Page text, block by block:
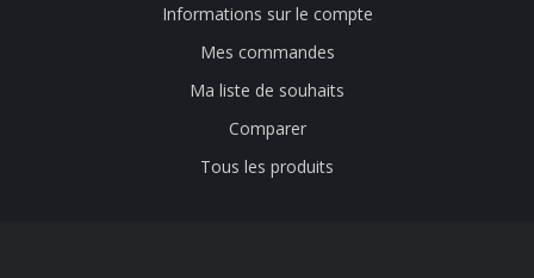
Informations sur le compte
Mes commandes
Ma liste de souhaits
Comparer
Tous les produits